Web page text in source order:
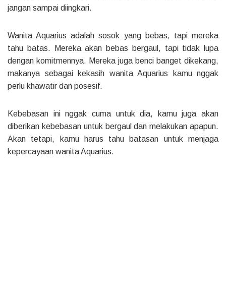
jangan sampai diingkari.
Wanita Aquarius adalah sosok yang bebas, tapi mereka
tahu batas. Mereka akan bebas bergaul, tapi tidak lupa
dengan komitmennya. Mereka juga benci banget dikekang,
makanya sebagai kekasih wanita Aquarius kamu nggak
perlu khawatir dan posesif.
Kebebasan ini nggak cuma untuk dia, kamu juga akan
diberikan kebebasan untuk bergaul dan melakukan apapun.
Akan tetapi, kamu harus tahu batasan untuk menjaga
kepercayaan wanita Aquarius.